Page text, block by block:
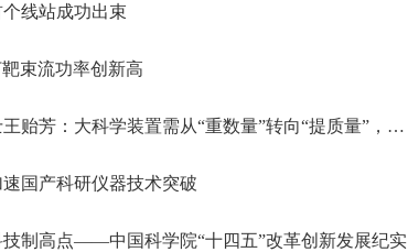
线站成功出束
束流功率创新高
大科学装置需从“重数量”转向“提质量”，避免“撒胡椒面”
国产科研仪器技术突破
技制高点——中国科学院“十四五”改革创新发展纪实